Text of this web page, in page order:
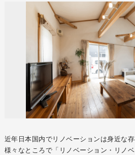
近年日本国内でリノベーションは身近な存
様々なところで「リノベーション・リノ